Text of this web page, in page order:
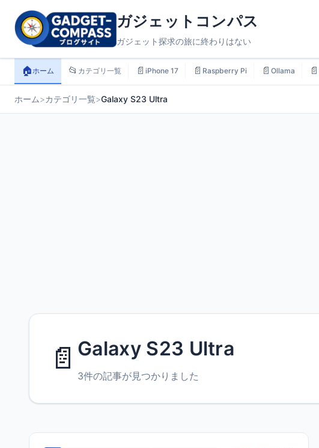
ガジェットコンパス
ガジェット探求の旅に終わりはない
🏠ホーム 📂 カテゴリ一覧 📄 iPhone 17 📄 Raspberry Pi 📄 Ollama 📄
ホーム>カテゴリ一覧>Galaxy S23 Ultra
📄 Galaxy S23 Ultra
3件の記事が見つかりました